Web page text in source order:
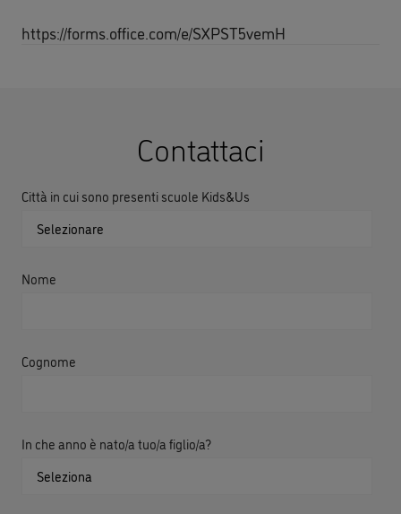
https://forms.office.com/e/SXPST5vemH
Contattaci
Città in cui sono presenti scuole Kids&Us
Nome
Cognome
In che anno è nato/a tuo/a figlio/a?